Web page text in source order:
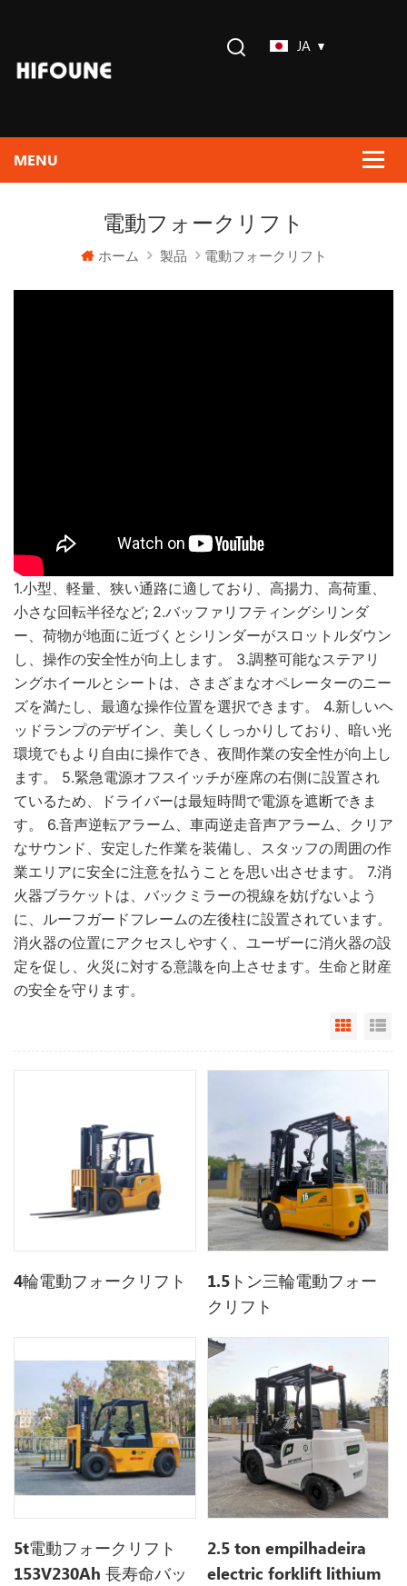
JA
電動フォークリフト
ホーム 製品 電動フォークリフト
1.小型、軽量、狭い通路に適しており、高揚力、高荷重、
小さな回転半径など; 2.バッファリフティングシリンダ
ー、荷物が地面に近づくとシリンダーがスロットルダウン
し、操作の安全性が向上します。 3.調整可能なステアリ
ングホイールとシートは、さまざまなオペレーターのニー
ズを満たし、最適な操作位置を選択できます。 4.新しいヘ
ッドランプのデザイン、美しくしっかりしており、暗い光
環境でもより自由に操作でき、夜間作業の安全性が向上し
ます。 5.緊急電源オフスイッチが座席の右側に設置され
ているため、ドライバーは最短時間で電源を遮断できま
す。 6.音声逆転アラーム、車両逆走音声アラーム、クリア
なサウンド、安定した作業を装備し、スタッフの周囲の作
業エリアに安全に注意を払うことを思い出させます。 7.消
火器ブラケットは、バックミラーの視線を妨げないよう
に、ルーフガードフレームの左後柱に設置されています。
消火器の位置にアクセスしやすく、ユーザーに消火器の設
定を促し、火災に対する意識を向上させます。生命と財産
の安全を守ります。
Grid
4輪電動フォークリフト
1.5トン三輪電動フォー
クリフト
5t電動フォークリフト
153V230Ah 長寿命バッ
2.5 ton empilhadeira
electric forklift lithium